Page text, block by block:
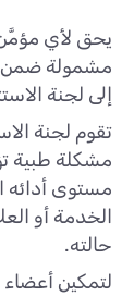
يحق لأي
مشمولة ضمن
إلى لجنة
تقوم لجنة
مشكلة طبية
مستوى أدائه
الخدمة أو
حالته.
لتمكين